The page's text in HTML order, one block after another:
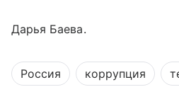
Дарья Баева.
Россия коррупция